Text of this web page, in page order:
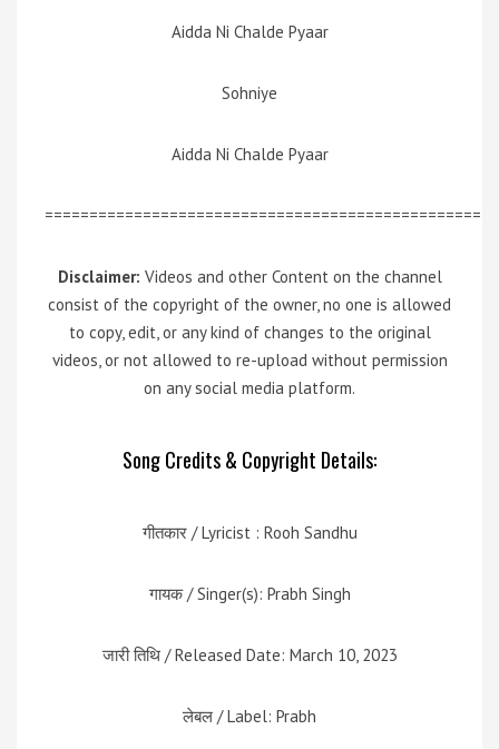
Aidda Ni Chalde Pyaar
Sohniye
Aidda Ni Chalde Pyaar
=================================================
Disclaimer: Videos and other Content on the channel
consist of the copyright of the owner, no one is allowed
to copy, edit, or any kind of changes to the original
videos, or not allowed to re-upload without permission
on any social media platform.
Song Credits & Copyright Details:
गीतकार / Lyricist : Rooh Sandhu
गायक / Singer(s): Prabh Singh
जारी तिथि / Released Date: March 10, 2023
लेबल / Label: Prabh